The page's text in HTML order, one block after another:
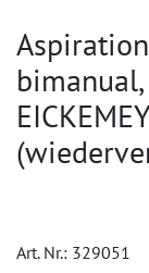
Art. Nr.: 329051